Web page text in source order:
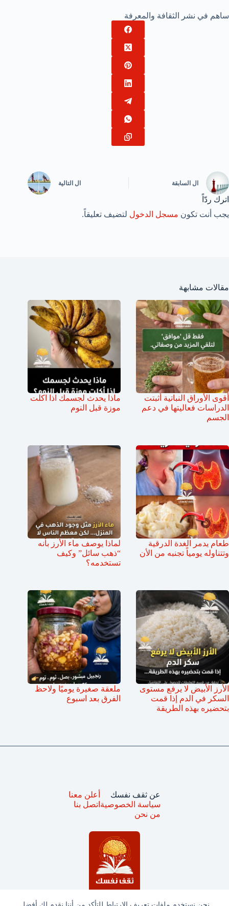
ساهم في نشر الثقافة والمعرفة
ال السابقة ال التالية
اترك ردّاً
يجب أنت تكون مسجل الدخول لتضيف تعليقاً.
مقالات مشابهة
أقوى الأوراق النباتية أثبتت
الدراسات فعاليتها في دعم
الجسم
ماذا يحدث لجسمك اذا اكلت
موزة قبل النوم
طعام يدمر الغدة الدرقية
وتتناوله يومياً تجنبه من الأن
لماذا يوصف ماء الأرز بأنه
“ذهب سائل” وكيف
تستخدمه؟
الأرز الأبيض لا يرفع مستوى
السكر في الدم إذا قمت
بتحضيره بهذه الطريقة
ملعقة صغيرة يوميًا ولاحظ
الفرق بعد اسبوع
عن ثقف نفسك
سياسة الخصوصية
من نحن
أعلن معنا
اتصل بنا